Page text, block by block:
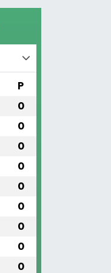
P
0
0
0
0
0
0
0
0
0